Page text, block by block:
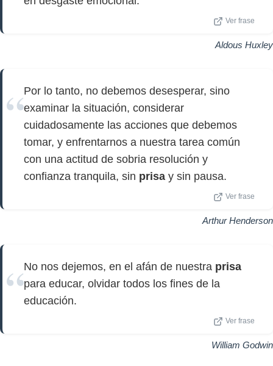
Ver frase
Aldous Huxley
Por lo tanto, no debemos desesperar, sino
examinar la situación, considerar
cuidadosamente las acciones que debemos
tomar, y enfrentarnos a nuestra tarea común
con una actitud de sobria resolución y
confianza tranquila, sin prisa y sin pausa.
Ver frase
Arthur Henderson
No nos dejemos, en el afán de nuestra prisa
para educar, olvidar todos los fines de la
educación.
Ver frase
William Godwin